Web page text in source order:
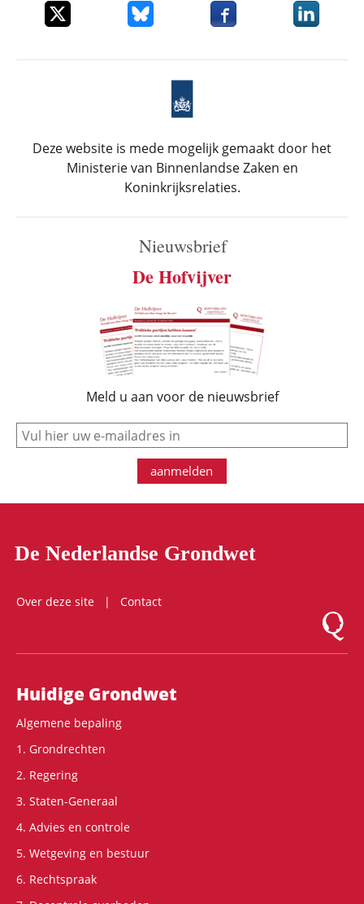
Deel dit item op XDeel dit item op Bluesky
Deel dit item opDeel dit
Deze website is mede mogelijk gemaakt door het
Ministerie van Binnenlandse Zaken en
Koninkrijksrelaties.
Nieuwsbrief
De Hofvijver
Meld u aan voor de nieuwsbrief
e-mail
aanmelden
De Nederlandse Grondwet
Over deze site
Contact
Logo
Hoofdnavigatie
Huidige Grondwet
Algemene bepaling
1. Grondrechten
2. Regering
3. Staten-Generaal
4. Advies en controle
5. Wetgeving en bestuur
6. Rechtspraak